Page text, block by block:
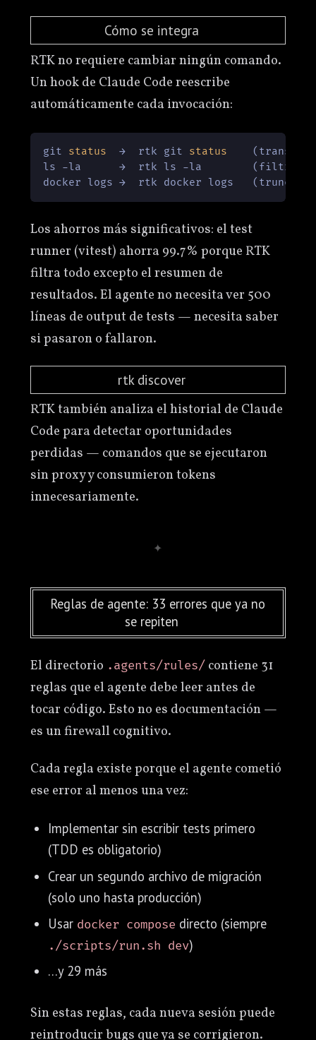
Cómo se integra
RTK no requiere cambiar ningún comando.
Un hook de Claude Code reescribe
automáticamente cada invocación:
git status
  →  rtk git
status
ls -la      →  rtk ls -la        (filtra,
docker logs →  rtk docker logs   (trunca,
Los ahorros más significativos: el test
runner (vitest) ahorra 99.7% porque RTK
filtra todo excepto el resumen de
resultados. El agente no necesita ver 500
líneas de output de tests — necesita saber
si pasaron o fallaron.
rtk discover
RTK también analiza el historial de Claude
Code para detectar oportunidades
perdidas — comandos que se ejecutaron
sin proxy y consumieron tokens
innecesariamente.
Reglas de agente: 33 errores que ya no
se repiten
El directorio .agents/rules/contiene 31
reglas que el agente debe leer antes de
tocar código. Esto no es documentación —
es un firewall cognitivo.
Cada regla existe porque el agente cometió
ese error al menos una vez:
Implementar sin escribir tests primero
(TDD es obligatorio)
Crear un segundo archivo de migración
(solo uno hasta producción)
Usar docker compose directo (siempre
./scripts/run.sh dev)
…y 29 más
Sin estas reglas, cada nueva sesión puede
reintroducir bugs que ya se corrigieron.